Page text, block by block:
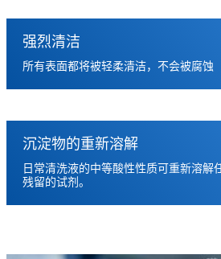
强烈清洁
所有表面都将被轻柔清洁，不会被腐蚀
沉淀物的重新溶解
日常清洗液的中等酸性性质可重新溶解
残留的试剂。